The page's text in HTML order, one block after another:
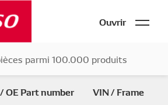
Ouvrir
OE Part number VIN / Frame